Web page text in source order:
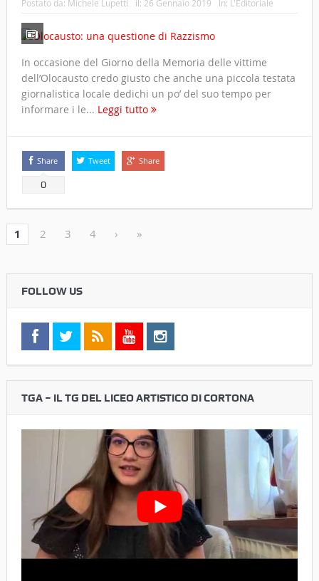
Postato da: Michele Lupetti il: 26 Gennaio 2019 In: L'Editoriale
In occasione del Giorno della Memoria delle vittime
dell’Olocausto credo giusto che anche una piccola testata
giornalistica locale dedichi un po’ del suo tempo per
informare i le... Leggi tutto
Share
0
Tweet Share
1 2 3 4 › »
FOLLOW US
TGA – IL TG DEL LICEO ARTISTICO DI CORTONA